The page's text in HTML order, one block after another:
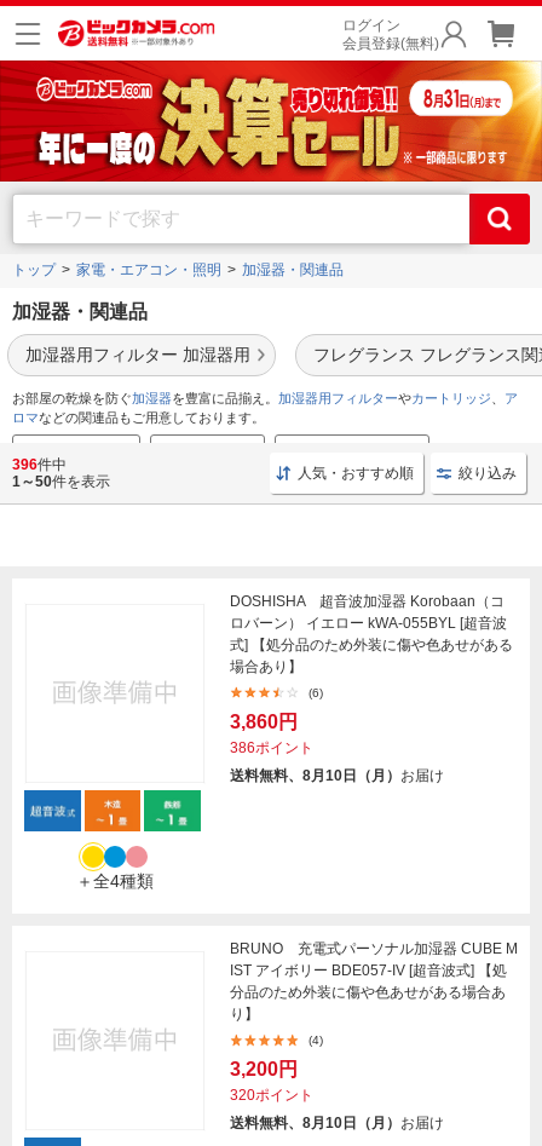
ログイン
会員登録(無料)
トップ 家電・エアコン・照明 加湿器・関連品
加湿器・関連品
加湿器用フィルター 加湿器用 フレグランス フレグランス関
お部屋の乾燥を防ぐ加湿器を豊富に品揃え。 加湿器用フィルターやカートリッジ
ア
ロマなどの関連品もご用意しております。
売れ筋ランキング
396件中
1～50件を表示 人気・おすすめ順 絞り込み
＋全4種類
DOSHISHA 超音波加湿器 Korobaan（コ
ロバーン） イエロー kWA-055BYL [超音波
式] 【処分品のため外装に傷や色あせがある
場合あり】
(6)
3,860円
386ポイント
送料無料、8月10日（月） お届け
BRUNO 充電式パーソナル加湿器 CUBE M
IST アイボリー BDE057-IV [超音波式] 【処
分品のため外装に傷や色あせがある場合あ
り】
(4)
3,200円
320ポイント
送料無料、8月10日（月） お届け